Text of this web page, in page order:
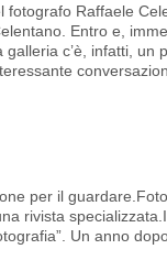
Raffaele
Entro e,
c’è, infatti,
per il
rivista
Un anno